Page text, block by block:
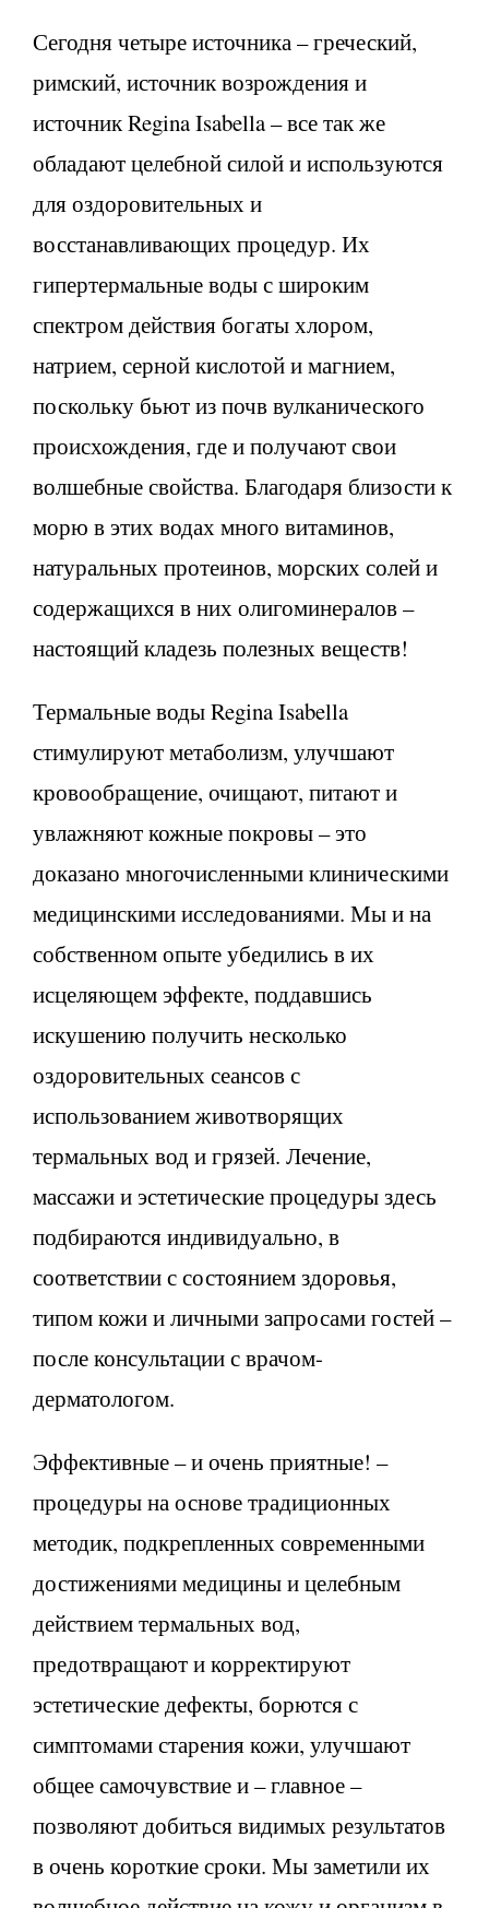
Сегодня четыре источника – греческий,
римский, источник возрождения и
источник Regina Isabella – все так же
обладают целебной силой и используются
для оздоровительных и
восстанавливающих процедур. Их
гипертермальные воды с широким
спектром действия богаты хлором,
натрием, серной кислотой и магнием,
поскольку бьют из почв вулканического
происхождения, где и получают свои
волшебные свойства. Благодаря близости к
морю в этих водах много витаминов,
натуральных протеинов, морских солей и
содержащихся в них олигоминералов –
настоящий кладезь полезных веществ!
Термальные воды Regina Isabella
стимулируют метаболизм, улучшают
кровообращение, очищают, питают и
увлажняют кожные покровы – это
доказано многочисленными клиническими
медицинскими исследованиями. Мы и на
собственном опыте убедились в их
исцеляющем эффекте, поддавшись
искушению получить несколько
оздоровительных сеансов с
использованием животворящих
термальных вод и грязей. Лечение,
массажи и эстетические процедуры здесь
подбираются индивидуально, в
соответствии с состоянием здоровья,
типом кожи и личными запросами гостей –
после консультации с врачом-
дерматологом.
Эффективные – и очень приятные! –
процедуры на основе традиционных
методик, подкрепленных современными
достижениями медицины и целебным
действием термальных вод,
предотвращают и корректируют
эстетические дефекты, борются с
симптомами старения кожи, улучшают
общее самочувствие и – главное –
позволяют добиться видимых результатов
в очень короткие сроки. Мы заметили их